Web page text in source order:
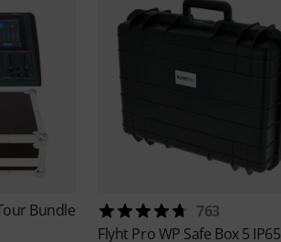
Bundle
763
Flyht ProWP Safe Box 5 IP65